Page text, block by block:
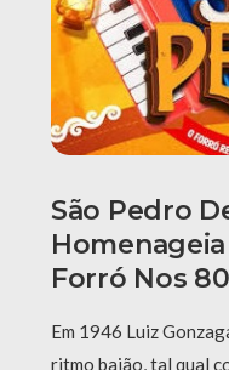
São Pedro
Homenageia
Forró Nos
Em 1946 Luiz
ritmo baião, tal qual